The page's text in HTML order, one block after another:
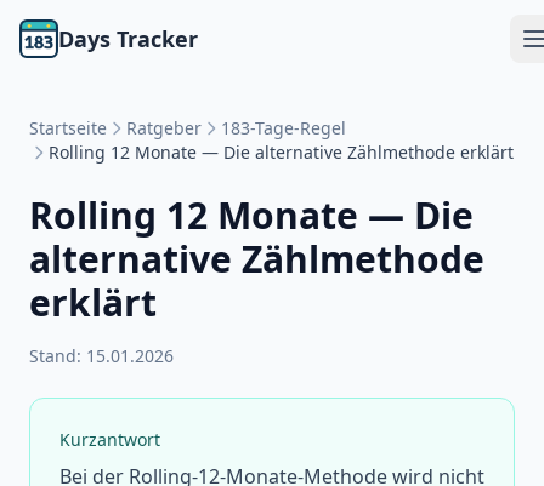
Days Tracker
Startseite Ratgeber
183-Tage-Regel
Rolling 12 Monate — Die alternative Zählmethode erklärt
Rolling 12 Monate — Die
alternative Zählmethode
erklärt
Stand: 15.01.2026
Kurzantwort
Bei der Rolling-12-Monate-Methode wird nicht